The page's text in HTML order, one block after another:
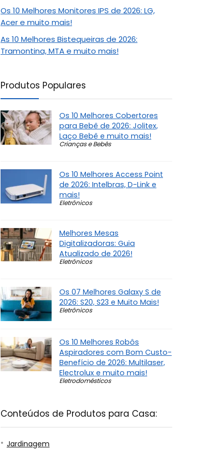
Os 10 Melhores Monitores IPS de 2026: LG,
Acer e muito mais!
As 10 Melhores Bistequeiras de 2026:
Tramontina, MTA e muito mais!
Produtos Populares
Os 10 Melhores Cobertores
para Bebê de 2026: Jolitex,
Laço Bebê e muito mais!
Crianças e Bebês
Os 10 Melhores Access Point
de 2026: Intelbras, D-Link e
mais!
Eletrônicos
Melhores Mesas
Digitalizadoras: Guia
Atualizado de 2026!
Eletrônicos
Os 07 Melhores Galaxy S de
2026: S20, S23 e Muito Mais!
Eletrônicos
Os 10 Melhores Robôs
Aspiradores com Bom Custo-
Benefício de 2026: Multilaser,
Electrolux e muito mais!
Eletrodomésticos
Conteúdos de Produtos para Casa:
Jardinagem